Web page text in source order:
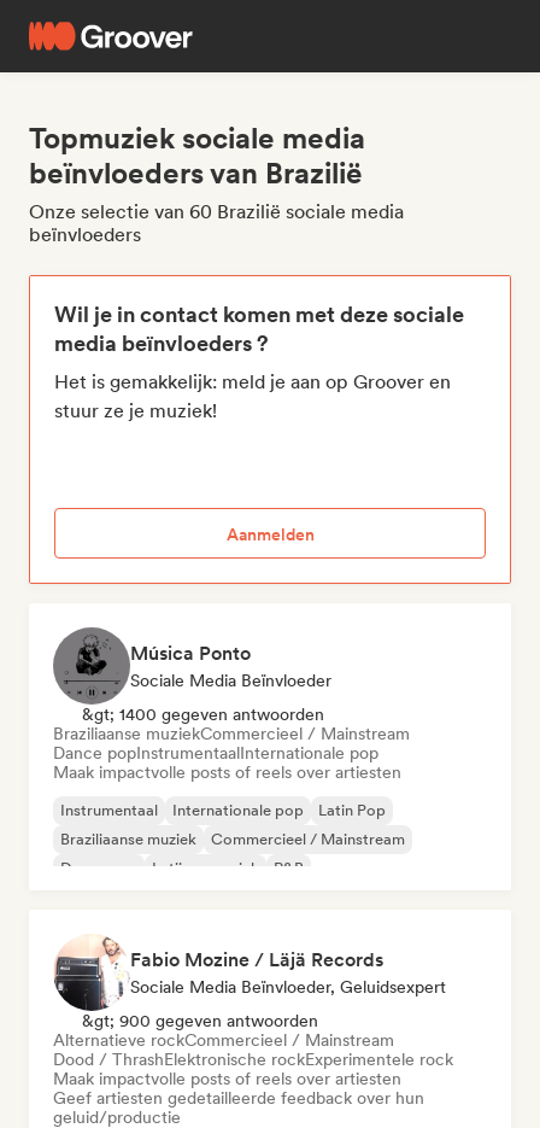
Topmuziek sociale media
beïnvloeders van Brazilië
Onze selectie van 60 Brazilië sociale media
beïnvloeders
Wil je in contact komen met deze sociale
media beïnvloeders ?
Het is gemakkelijk: meld je aan op Groover en
stuur ze je muziek!
Aanmelden
Música Ponto
Sociale Media Beïnvloeder
&gt; 1400 gegeven antwoorden
Braziliaanse muziekCommercieel / Mainstream
Dance popInstrumentaalInternationale pop
Maak impactvolle posts of reels over artiesten
Instrumentaal Internationale pop
Latin Pop
Braziliaanse muziek
Commercieel / Mainstream
Dance pop
Latijnse muziek R&B
Fabio Mozine / Läjä Records
Sociale Media Beïnvloeder, Geluidsexpert
&gt; 900 gegeven antwoorden
Alternatieve rockCommercieel / Mainstream
Dood / ThrashElektronische rockExperimentele rock
Maak impactvolle posts of reels over artiesten
Geef artiesten gedetailleerde feedback over hun
geluid/productie